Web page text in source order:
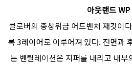
아웃랜드 WP
클로버의 중상위급 어드벤처 재킷이
록 3레이어로 이루어져 있다. 전면과
는 벤틸레이션은 지퍼를 내리고 내부